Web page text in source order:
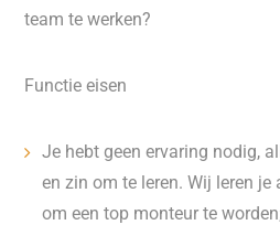
team te werken?
Functie eisen
Je hebt geen ervaring nodig,
en zin om te leren. Wij leren
om een top monteur te